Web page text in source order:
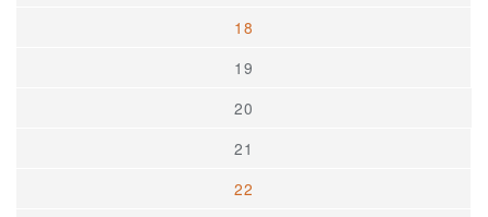
18
19
20
21
22